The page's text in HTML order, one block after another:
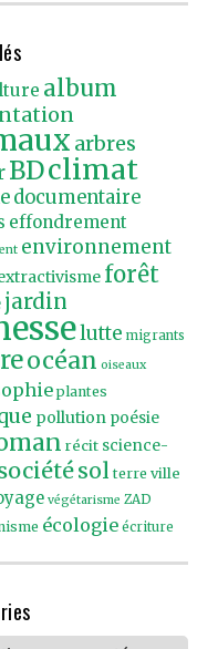
album
arbres
BDclimat
documentaire
effondrement
environnement
forêt
jardin
lutte migrants
océan oiseaux
plantes
pollution poésie
récit science-
sol terre ville
végétarisme ZAD
écologie écriture